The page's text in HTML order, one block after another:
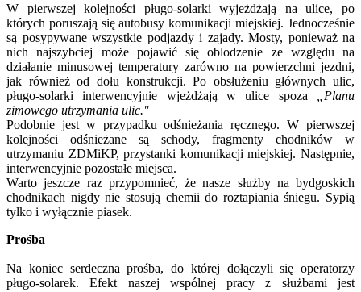
W pierwszej kolejności pługo-solarki wyjeżdżają na ulice, po
których poruszają się autobusy komunikacji miejskiej. Jednocześnie
są posypywane wszystkie podjazdy i zajady. Mosty, ponieważ na
nich najszybciej może pojawić się oblodzenie ze względu na
działanie minusowej temperatury zarówno na powierzchni jezdni,
jak również od dołu konstrukcji. Po obsłużeniu głównych ulic,
pługo-solarki interwencyjnie wjeżdżają w ulice spoza
„Planu
zimowego utrzymania ulic."
Podobnie jest w przypadku odśnieżania ręcznego. W pierwszej
kolejności odśnieżane są schody, fragmenty chodników w
utrzymaniu ZDMiKP, przystanki komunikacji miejskiej. Następnie,
interwencyjnie pozostałe miejsca.
Warto jeszcze raz przypomnieć, że nasze służby na bydgoskich
chodnikach nigdy nie stosują chemii do roztapiania śniegu. Sypią
tylko i wyłącznie piasek.
Prośba
Na koniec serdeczna prośba, do której dołączyli się operatorzy
pługo-solarek. Efekt naszej wspólnej pracy z służbami jest